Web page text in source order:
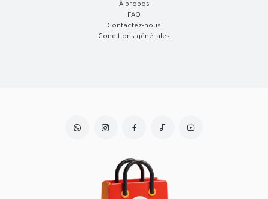
À propos
FAQ
Contactez-nous
Conditions générales